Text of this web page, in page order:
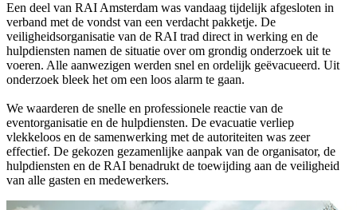
Een deel van RAI Amsterdam was vandaag tijdelijk afgesloten in
verband met de vondst van een verdacht pakketje. De
veiligheidsorganisatie van de RAI trad direct in werking en de
hulpdiensten namen de situatie over om grondig onderzoek uit te
voeren. Alle aanwezigen werden snel en ordelijk geëvacueerd. Uit
onderzoek bleek het om een loos alarm te gaan.
We waarderen de snelle en professionele reactie van de
eventorganisatie en de hulpdiensten. De evacuatie verliep
vlekkeloos en de samenwerking met de autoriteiten was zeer
effectief. De gekozen gezamenlijke aanpak van de organisator, de
hulpdiensten en de RAI benadrukt de toewijding aan de veiligheid
van alle gasten en medewerkers.